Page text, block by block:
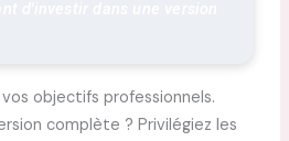
objectifs professionnels.
complète ? Privilégiez les